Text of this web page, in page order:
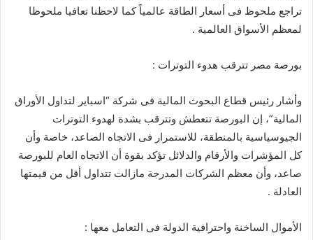
تراجع ملحوظ فى أسعار الطاقة عالمياً كما لاحظنا تعافيا ملحوظا
لمعظم الأسواق العالمية .
بورصة مصر تترقب هدوء التوترات :
وأشار رئيس قطاع البحوث المالية فى شركة “اسباير لتداول الأوراق
المالية”، إن البورصة تتعطش وتترقب بشدة لهدوء التوترات
الجيوسياسية بالمنطقة، للاستمرار فى الاتجاه الصاعد، خاصة وأن
كل المؤشرات والأرقام والدلائل تؤكد بقوة أن الاتجاه العام للبورصة
صاعد، وأن معظم الشركات المدرجة مازالت تتداول أقل من قيمتها
العادلة .
الأموال الساخنة واحترافية الدولة فى التعامل معها :